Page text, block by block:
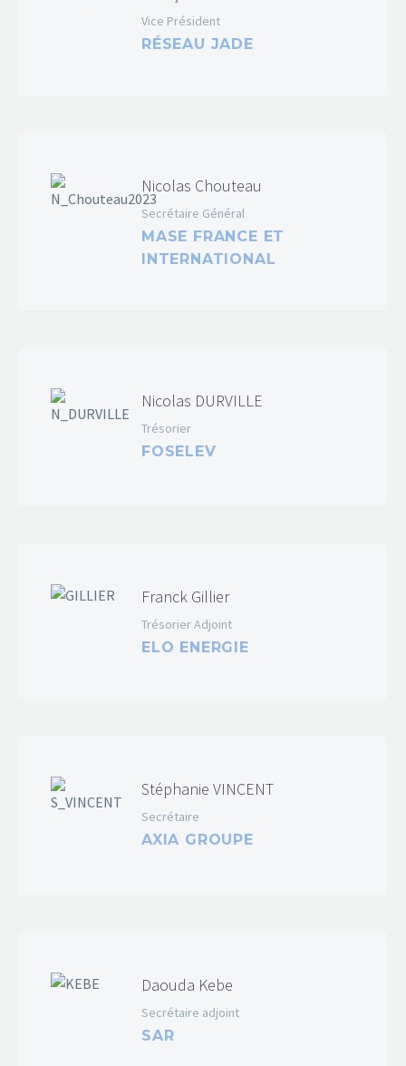
Vice Président
RÉSEAU JADE
Nicolas Chouteau
Secrétaire Général
MASE FRANCE ET
INTERNATIONAL
Nicolas DURVILLE
Trésorier
FOSELEV
Franck Gillier
Trésorier Adjoint
ELO ENERGIE
Stéphanie VINCENT
Secrétaire
AXIA GROUPE
Daouda Kebe
Secrétaire adjoint
SAR